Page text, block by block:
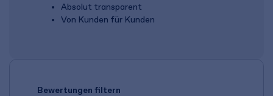
Absolut transparent
Von Kunden für Kunden
Bewertungen filtern